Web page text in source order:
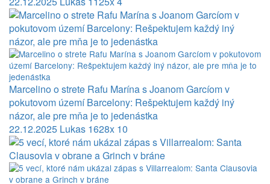
Marcelino o strete Rafu Marína s Joanom Garcíom v
pokutovom území Barcelony: Rešpektujem každý iný
názor, ale pre mňa je to jedenástka
22.12.2025 Lukas 1628x 10